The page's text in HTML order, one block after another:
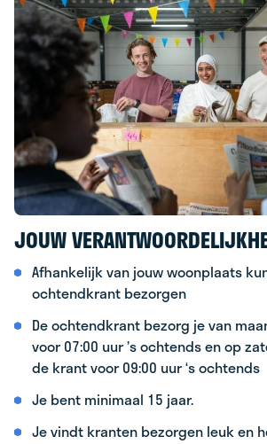
JOUW
Afhankelijk van jouw woonplaats
ochtendkrant bezorgen
De ochtendkrant bezorg je van
voor 07:00 uur ’s ochtends en op
de krant voor 09:00 uur ‘s ochtends
Je bent minimaal 15 jaar.
Je vindt kranten bezorgen leuk en